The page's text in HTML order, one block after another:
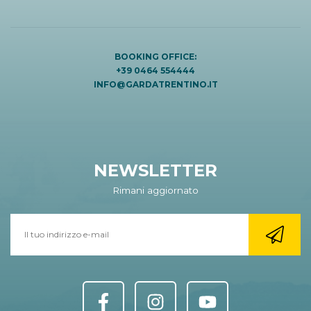
BOOKING OFFICE:
+39 0464 554444
INFO@GARDATRENTINO.IT
NEWSLETTER
Rimani aggiornato